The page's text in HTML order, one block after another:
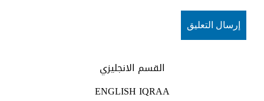
القسم الانجليزي
ENGLISH IQRAA